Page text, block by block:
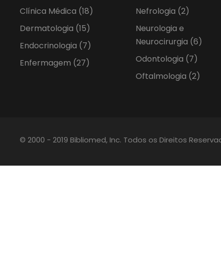
Clínica Médica (18)
Dermatologia (15)
Endocrinologia (7)
Enfermagem (27)
Nefrologia (2)
Neurologia e
Neurocirurgia (6)
Odontologia (7)
Oftalmologia (2)
© 2000 - 2019 Bibliomed, Inc. Todos os Direitos